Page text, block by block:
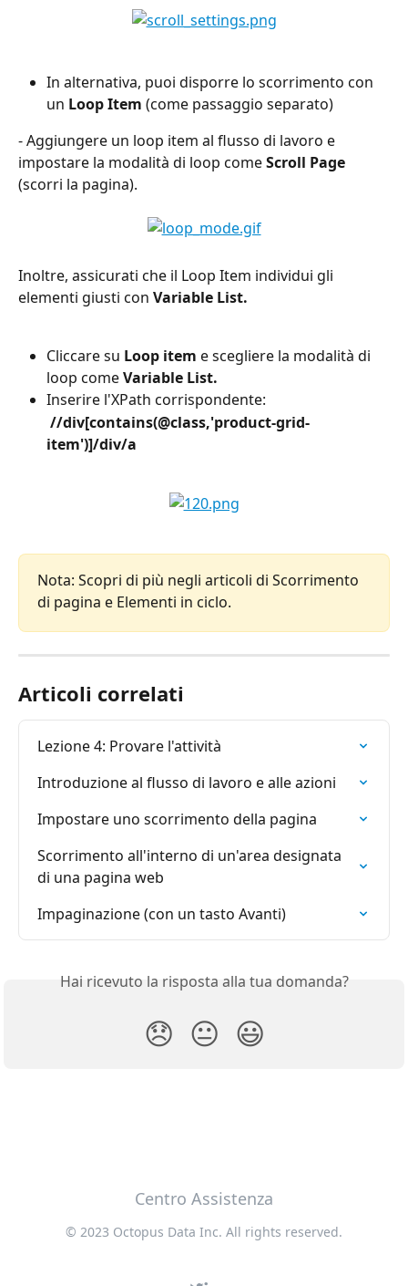
In alternativa, puoi disporre lo scorrimento con
un Loop Item (come passaggio separato)
- Aggiungere un loop item al flusso di lavoro e
impostare la modalità di loop come Scroll Page
(scorri la pagina).
Inoltre, assicurati che il Loop Item individui gli
elementi giusti con Variable List.
Cliccare su Loop item e scegliere la modalità di
loop come Variable List.
Inserire l'XPath corrispondente:
//div[contains(@class,'product-grid-
item')]/div/a
Nota: Scopri di più negli articoli di Scorrimento
di pagina e Elementi in ciclo.
Articoli correlati
Lezione 4: Provare l'attività
Introduzione al flusso di lavoro e alle azioni
Impostare uno scorrimento della pagina
Scorrimento all'interno di un'area designata
di una pagina web
Impaginazione (con un tasto Avanti)
Hai ricevuto la risposta alla tua domanda?
😞 😐 😃
Centro Assistenza
© 2023 Octopus Data Inc. All rights reserved.